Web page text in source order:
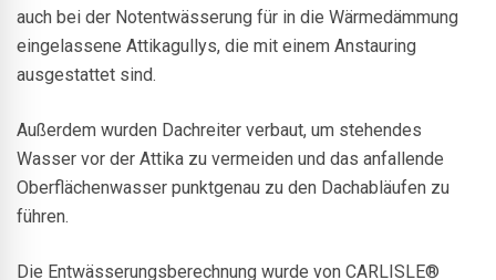
auch bei der Notentwässerung für in die Wärmedämmung
eingelassene Attikagullys, die mit einem Anstauring
ausgestattet sind.
Außerdem wurden Dachreiter verbaut, um stehendes
Wasser vor der Attika zu vermeiden und das anfallende
Oberflächenwasser punktgenau zu den Dachabläufen zu
führen.
Die Entwässerungsberechnung wurde von CARLISLE®